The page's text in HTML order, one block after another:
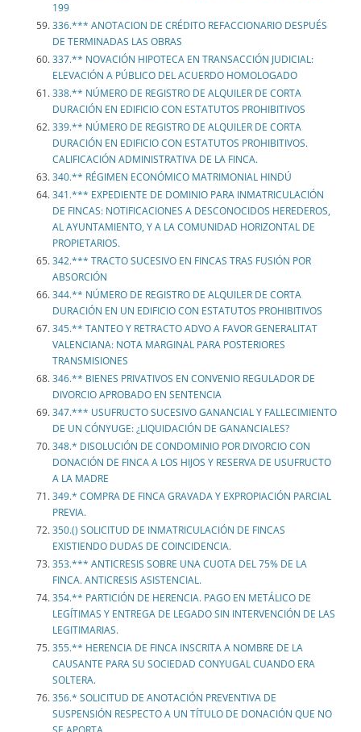
199
336.*** ANOTACION DE CRÉDITO REFACCIONARIO DESPUÉS
DE TERMINADAS LAS OBRAS
337.** NOVACIÓN HIPOTECA EN TRANSACCIÓN JUDICIAL:
ELEVACIÓN A PÚBLICO DEL ACUERDO HOMOLOGADO
338.** NÚMERO DE REGISTRO DE ALQUILER DE CORTA
DURACIÓN EN EDIFICIO CON ESTATUTOS PROHIBITIVOS
339.** NÚMERO DE REGISTRO DE ALQUILER DE CORTA
DURACIÓN EN EDIFICIO CON ESTATUTOS PROHIBITIVOS.
CALIFICACIÓN ADMINISTRATIVA DE LA FINCA.
340.** RÉGIMEN ECONÓMICO MATRIMONIAL HINDÚ
341.*** EXPEDIENTE DE DOMINIO PARA INMATRICULACIÓN
DE FINCAS: NOTIFICACIONES A DESCONOCIDOS HEREDEROS,
AL AYUNTAMIENTO, Y A LA COMUNIDAD HORIZONTAL DE
PROPIETARIOS.
342.*** TRACTO SUCESIVO EN FINCAS TRAS FUSIÓN POR
ABSORCIÓN
344.** NÚMERO DE REGISTRO DE ALQUILER DE CORTA
DURACIÓN EN UN EDIFICIO CON ESTATUTOS PROHIBITIVOS
345.** TANTEO Y RETRACTO ADVO A FAVOR GENERALITAT
VALENCIANA: NOTA MARGINAL PARA POSTERIORES
TRANSMISIONES
346.** BIENES PRIVATIVOS EN CONVENIO REGULADOR DE
DIVORCIO APROBADO EN SENTENCIA
347.*** USUFRUCTO SUCESIVO GANANCIAL Y FALLECIMIENTO
DE UN CÓNYUGE: ¿LIQUIDACIÓN DE GANANCIALES?
348.* DISOLUCIÓN DE CONDOMINIO POR DIVORCIO CON
DONACIÓN DE FINCA A LOS HIJOS Y RESERVA DE USUFRUCTO
A LA MADRE
349.* COMPRA DE FINCA GRAVADA Y EXPROPIACIÓN PARCIAL
PREVIA.
350.() SOLICITUD DE INMATRICULACIÓN DE FINCAS
EXISTIENDO DUDAS DE COINCIDENCIA.
353.*** ANTICRESIS SOBRE UNA CUOTA DEL 75% DE LA
FINCA. ANTICRESIS ASISTENCIAL.
354.** PARTICIÓN DE HERENCIA. PAGO EN METÁLICO DE
LEGÍTIMAS Y ENTREGA DE LEGADO SIN INTERVENCIÓN DE LAS
LEGITIMARIAS.
355.** HERENCIA DE FINCA INSCRITA A NOMBRE DE LA
CAUSANTE PARA SU SOCIEDAD CONYUGAL CUANDO ERA
SOLTERA.
356.* SOLICITUD DE ANOTACIÓN PREVENTIVA DE
SUSPENSIÓN RESPECTO A UN TÍTULO DE DONACIÓN QUE NO